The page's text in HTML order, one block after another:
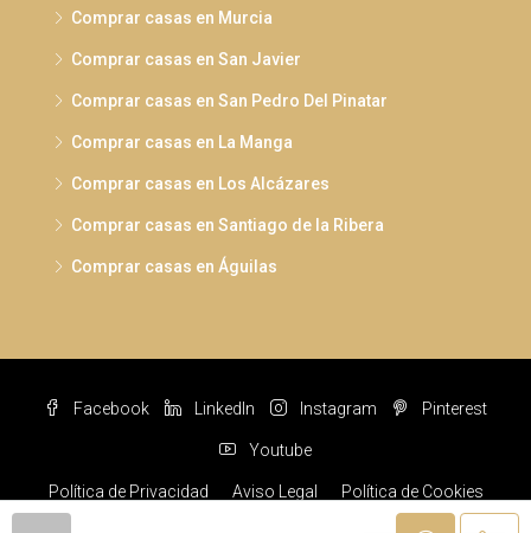
Comprar casas en Murcia
Comprar casas en San Javier
Comprar casas en San Pedro Del Pinatar
Comprar casas en La Manga
Comprar casas en Los Alcázares
Comprar casas en Santiago de la Ribera
Comprar casas en Águilas
Facebook LinkedIn Instagram Pinterest
Youtube
Política de Privacidad Aviso Legal Política de Cookies